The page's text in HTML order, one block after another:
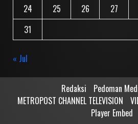
24
25 26 27
31
« Jul
Redaksi
Pedoman
METROPOST CHANNEL TELEVISION
Player Embed